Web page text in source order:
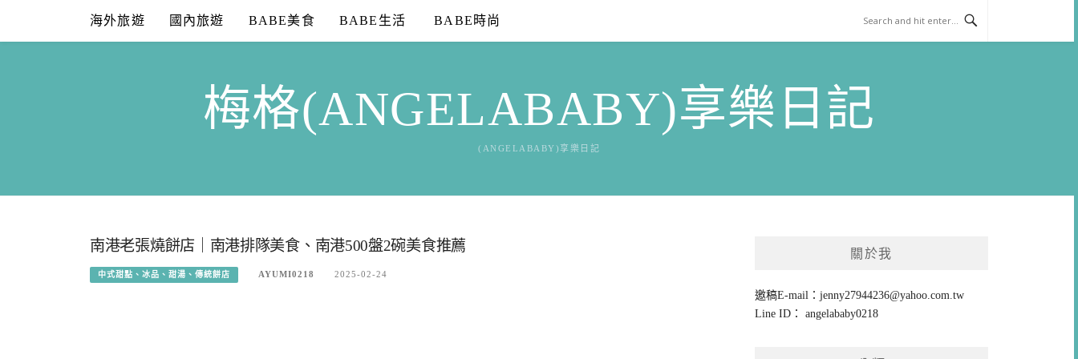
content
海外旅遊 國內旅遊 BABE美食 BABE生活 BABE時尚
梅格(ANGELABABY)享樂日記
(ANGELABABY)享樂日記
南港老張燒餅店｜南港排隊美食、南港500盤2碗美食推薦
中式甜點、冰品、甜湯、傳統餅店 AYUMI0218 2025-02-24
關於我
邀稿E-mail：jenny27944236@yahoo.com.tw
Line ID： angelababy0218